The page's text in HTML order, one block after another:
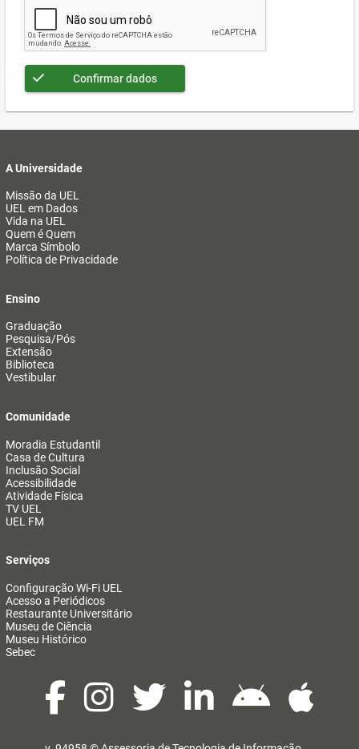
Confirmar dados
A Universidade
Missão da UEL
UEL em Dados
Vida na UEL
Quem é Quem
Marca Símbolo
Política de Privacidade
Ensino
Graduação
Pesquisa/Pós
Extensão
Biblioteca
Vestibular
Comunidade
Moradia Estudantil
Casa de Cultura
Inclusão Social
Acessibilidade
Atividade Física
TV UEL
UEL FM
Serviços
Configuração Wi-Fi UEL
Acesso a Periódicos
Restaurante Universitário
Museu de Ciência
Museu Histórico
Sebec